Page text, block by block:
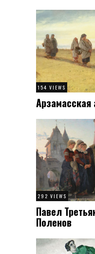
154 VIEWS
292 VIEWS
Павел
Поленов